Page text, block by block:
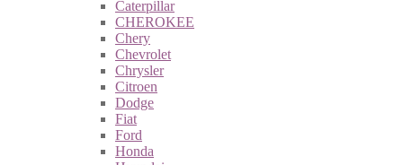
Caterpillar
CHEROKEE
Chery
Chevrolet
Chrysler
Citroen
Dodge
Fiat
Ford
Honda